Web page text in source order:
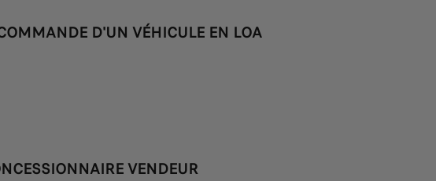
D'UN VÉHICULE EN LOA
VENDEUR